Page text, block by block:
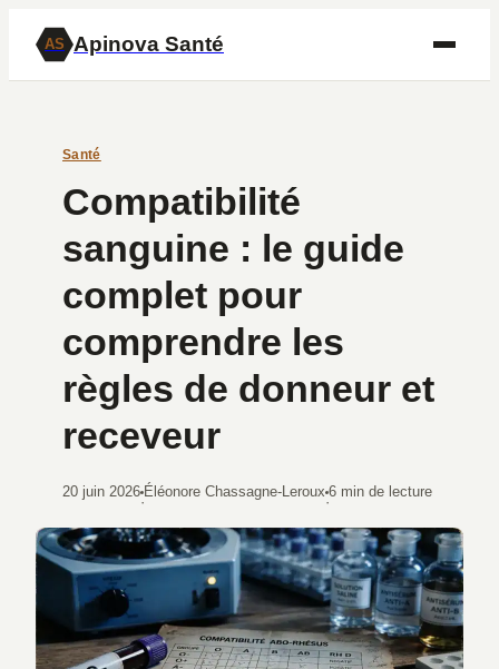
AS Apinova Santé
Santé
Compatibilité
sanguine : le guide
complet pour
comprendre les
règles de donneur et
receveur
20 juin 2026
·
Éléonore Chassagne-Leroux
·
6 min de lecture